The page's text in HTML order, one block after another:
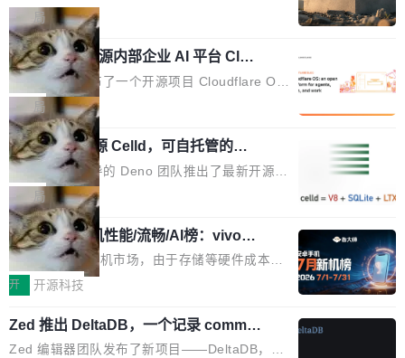
eev 管它叫"软件设计的基石"。 他说的东西不新
鲜——代数数据类型（ADT），尤其是和类型
（sum type）。但他说清楚了一件事：这不是类
型系统的学术体操，是日常编码的思维方式。 文
章从一个简单的例子切入。一个网站的深色主题
设置，如果用布尔值 + 可空字段来表示——bool
ean 表示是否可切换，nullable 的默认模式、浅
色方案、深色方案——会产生大量无意义的组
合。方案缺了、配置冲突了、全 null 了。要知道
哪些组合有效，作者说，你得靠"文档、校验、或
者部落知识"。 换个写法。Rust 的 enum，两个
变体：Switchable...
局
Cloudflare 开源内部企业 AI 平台 Clou
dflare OS
Cloudflare 发布了一个开源项目 Cloudflare O
S。如果你只看官方博客，你会觉得这是又一
个"AI 知识库 + 聊天机器人"——每个大厂都在
做，没什么新鲜的。 但 Kenton Varda 在 Twitte
r 上把事情说清楚了： 今天我们发布了 Cloudfla
re OS，一个带连接器的聊天机器人，跟其他所
有科技公司做的一样。只不过，实际上它不一
样。这是 Sandstorm.io 的重制版，我十年前的
那个创业公司。不同的是，这次它构建在 Cloudf
lare Workers 上——我花了九年时间搭建的平台
——并且深度集成了 AI。这基本上是我十年秘密
计划的顶峰。 十年前，Ken...
局
Deno 团队开源 Celld，可自托管的分
布式 Durable Objects
Ryan Dahl 领导的 Deno 团队推出了最新开源项
目 Celld，一个能在自己机器上运行 Cloudflare
Workers 和 Durable Objects 的守护进程。 设
计思路很直接：每个对象是一个独立的 SQLite
数据库，按名称寻址，复制到你自己的 S3 兼容
存储库里。节点之间只通过这个存储库协调——
个小型数据库，应用天然按分片构建，单个数据
库的竞争和爆炸半径问题在设计层面就被消除
局
鲁大师7月新机性能/流畅/AI榜：vivo夺
性能、流畅双第一，三星Galaxy Z系列
新折叠缺席
2026年7月的手机市场，由于存储等硬件成本暴
增，手机厂商的日子也不好过啊，新机速度明显
高价的三星折叠（三星Galaxy Z Fold8 Ultra / Z
Fold8 / Z Flip8）外，其余要么是中低端机器，
开 开源科技
Zed 推出 DeltaDB，一个记录 commit
之间所有操作的版本控制系统
Zed 编辑器团队发布了新项目——DeltaDB，一